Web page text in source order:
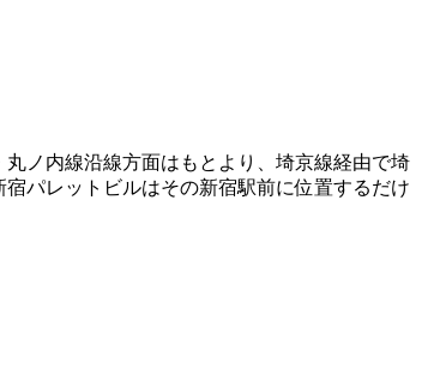
ノ内線沿線方面はもとより、埼京線経由で埼
パレットビルはその新宿駅前に位置するだけ